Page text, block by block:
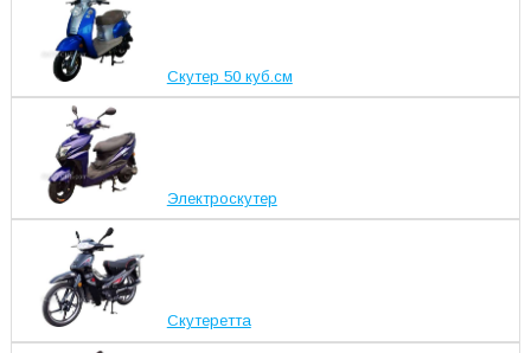
Скутер 50 куб.см
Электроскутер
Скутеретта